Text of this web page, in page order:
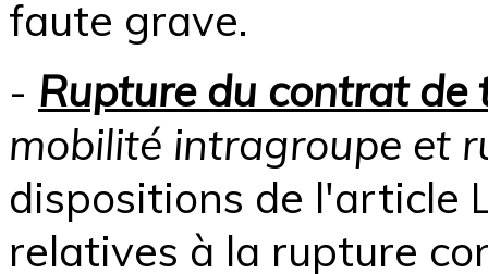
faute grave.
- Rupture du contrat de
mobilité intragroupe et
dispositions de l'article
relatives à la rupture